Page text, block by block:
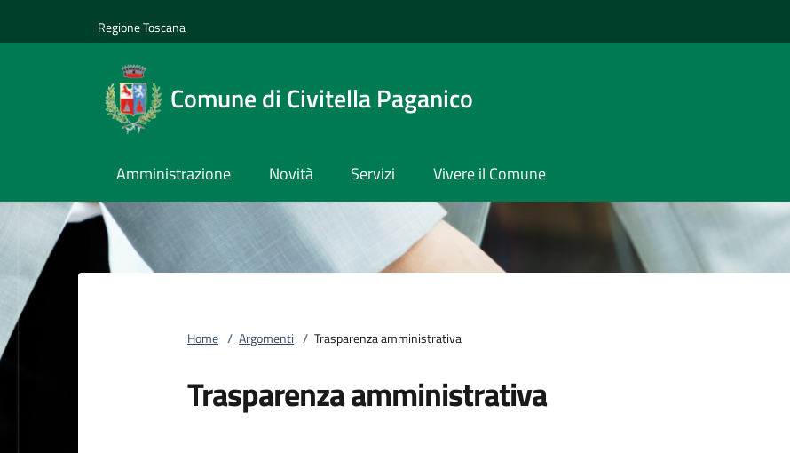
Regione Toscana
Comune di Civitella Paganico
Amministrazione Novità Servizi Vivere il Comune
Home / Argomenti / Trasparenza amministrativa
Trasparenza amministrativa